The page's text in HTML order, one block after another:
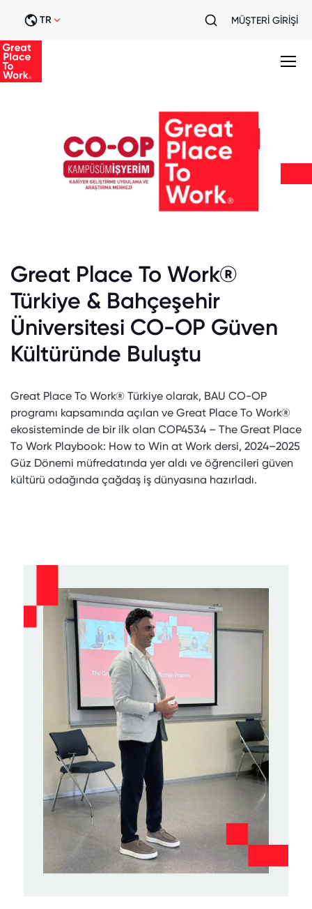
TR MÜŞTERİ GİRİŞİ
Great Place To Work®
Türkiye & Bahçeşehir
Üniversitesi CO-OP Güven
Kültüründe Buluştu
Great Place To Work® Türkiye olarak, BAU CO-OP
programı kapsamında açılan ve Great Place To Work®
ekosisteminde de bir ilk olan COP4534 – The Great Place
To Work Playbook: How to Win at Work dersi, 2024–2025
Güz Dönemi müfredatında yer aldı ve öğrencileri güven
kültürü odağında çağdaş iş dünyasına hazırladı.